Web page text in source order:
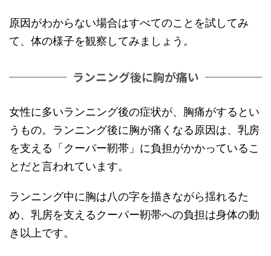
原因がわからない場合はすべてのことを試してみ
て、体の様子を観察してみましょう。
ランニング後に胸が痛い
女性に多いランニング後の症状が、胸痛がするとい
うもの。ランニング後に胸が痛くなる原因は、乳房
を支える「クーパー靭帯」に負担がかかっているこ
とだと言われています。
ランニング中に胸は八の字を描きながら揺れるた
め、乳房を支えるクーパー靭帯への負担は身体の動
き以上です。